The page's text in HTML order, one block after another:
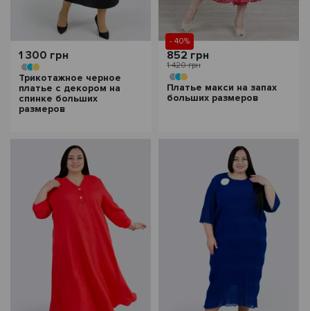
1 300 грн
Трикотажное черное
платье с декором на
спинке больших
размеров
- 40%
852 грн
1 420 грн
Платье макси на запах
больших размеров